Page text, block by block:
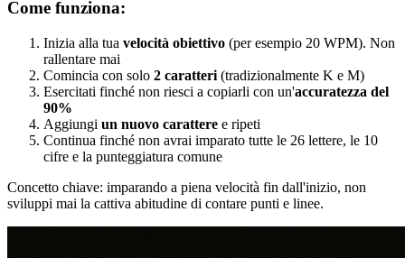
Come funziona:
Inizia alla tua velocità obiettivo (per esempio 20 WPM). Non
rallentare mai
Comincia con solo 2 caratteri (tradizionalmente K e M)
Esercitati finché non riesci a copiarli con un'accuratezza del
90%
Aggiungi un nuovo carattere e ripeti
Continua finché non avrai imparato tutte le 26 lettere, le 10
cifre e la punteggiatura comune
Concetto chiave: imparando a piena velocità fin dall'inizio, non
sviluppi mai la cattiva abitudine di contare punti e linee.